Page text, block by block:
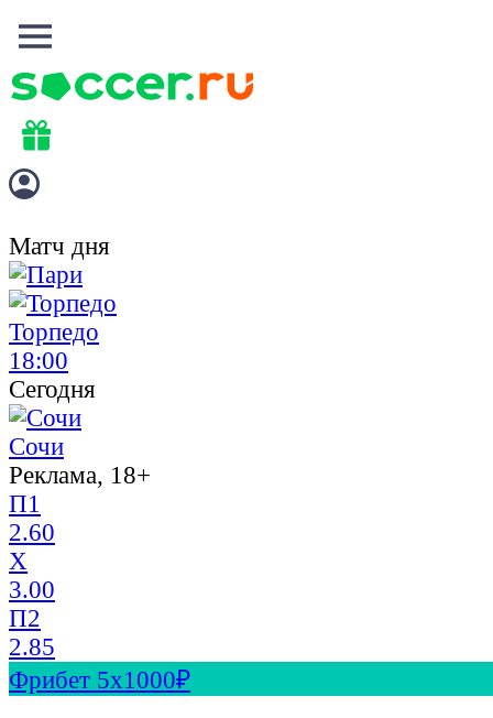
Матч дня
Торпедо
18:00
Сегодня
Сочи
Реклама, 18+
П1
2.60
X
3.00
П2
2.85
Фрибет 5х1000₽